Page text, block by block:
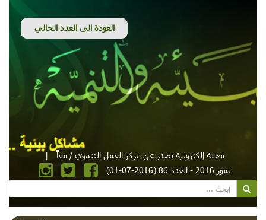
مجلة إلكترونية تصدر عن مركز العمل التنموي / معاً
|
تموز 2016 - العدد 86 (2016-07-01)